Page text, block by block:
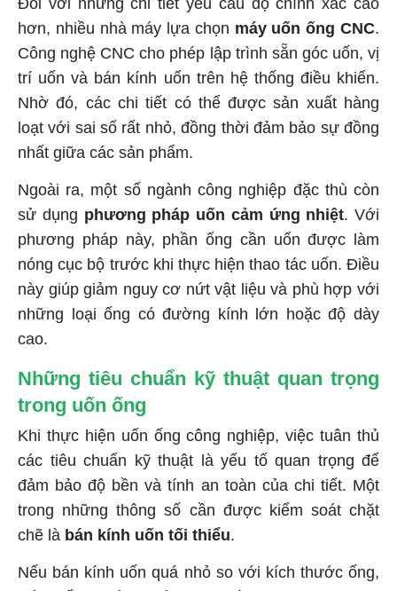
hơn, nhiều nhà máy lựa chọn máy uốn ống CNC.
Công nghệ CNC cho phép lập trình sẵn góc uốn, vị
trí uốn và bán kính uốn trên hệ thống điều khiển.
Nhờ đó, các chi tiết có thể được sản xuất hàng
loạt với sai số rất nhỏ, đồng thời đảm bảo sự đồng
nhất giữa các sản phẩm.
Ngoài ra, một số ngành công nghiệp đặc thù còn
sử dụng phương pháp uốn cảm ứng nhiệt. Với
phương pháp này, phần ống cần uốn được làm
nóng cục bộ trước khi thực hiện thao tác uốn. Điều
này giúp giảm nguy cơ nứt vật liệu và phù hợp với
những loại ống có đường kính lớn hoặc độ dày
cao.
Những tiêu chuẩn kỹ thuật quan trọng
trong uốn ống
Khi thực hiện uốn ống công nghiệp, việc tuân thủ
các tiêu chuẩn kỹ thuật là yếu tố quan trọng để
đảm bảo độ bền và tính an toàn của chi tiết. Một
trong những thông số cần được kiểm soát chặt
chẽ là bán kính uốn tối thiểu.
Nếu bán kính uốn quá nhỏ so với kích thước ống,